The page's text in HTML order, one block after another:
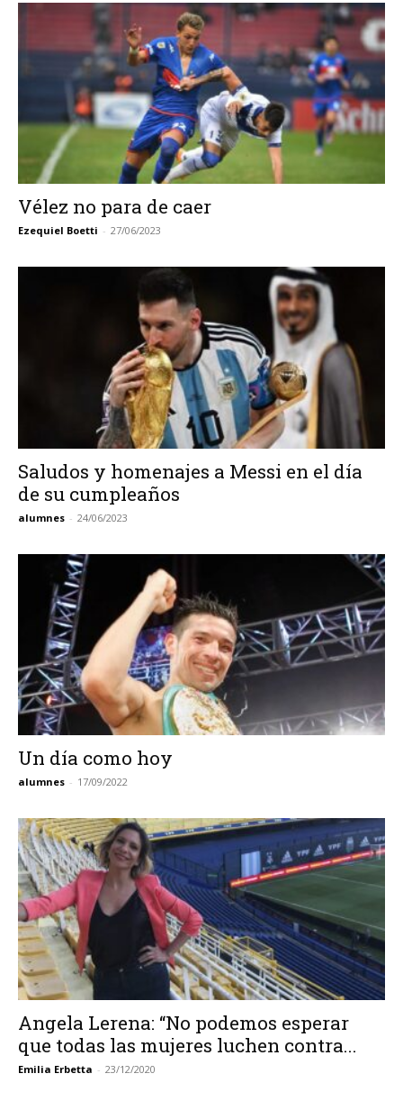
Vélez no para de caer
Ezequiel Boetti - 27/06/2023
Saludos y homenajes a Messi en el día
de su cumpleaños
alumnes - 24/06/2023
Un día como hoy
alumnes - 17/09/2022
Angela Lerena: “No podemos esperar
que todas las mujeres luchen contra...
Emilia Erbetta - 23/12/2020